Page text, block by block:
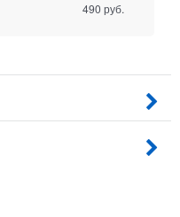
490 руб.